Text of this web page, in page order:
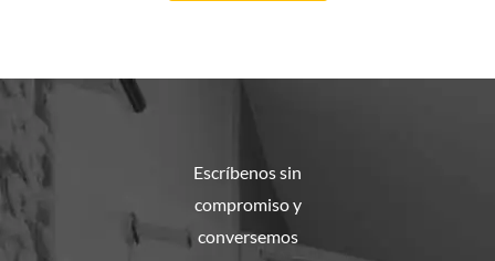
Escríbenos sin
compromiso y
conversemos